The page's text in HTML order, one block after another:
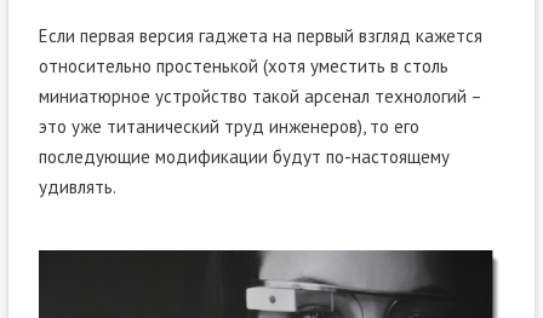
Если первая версия гаджета на первый взгляд кажется
относительно простенькой (хотя уместить в столь
миниатюрное устройство такой арсенал технологий –
это уже титанический труд инженеров), то его
последующие модификации будут по-настоящему
удивлять.